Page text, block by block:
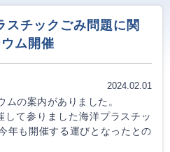
スチックごみ問題に関
ム開催
2024.02.01
の案内がありました。
して参りました海洋プラスチッ
年も開催する運びとなったとの